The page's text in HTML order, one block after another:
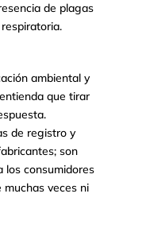
de plagas
ambiental y
que tirar
de registro y
son
los consumidores
veces ni